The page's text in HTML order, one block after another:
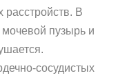
расстройств. В
мочевой пузырь и
сосудистых